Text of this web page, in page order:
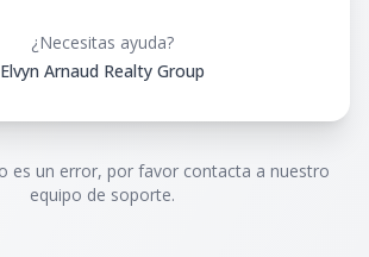
¿Necesitas ayuda?
Elvyn Arnaud Realty Group
es un error, por favor contacta a nuestro
equipo de soporte.